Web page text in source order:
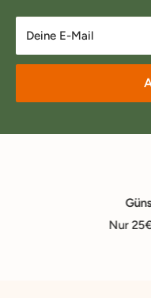
Deine E-Mail
Nur